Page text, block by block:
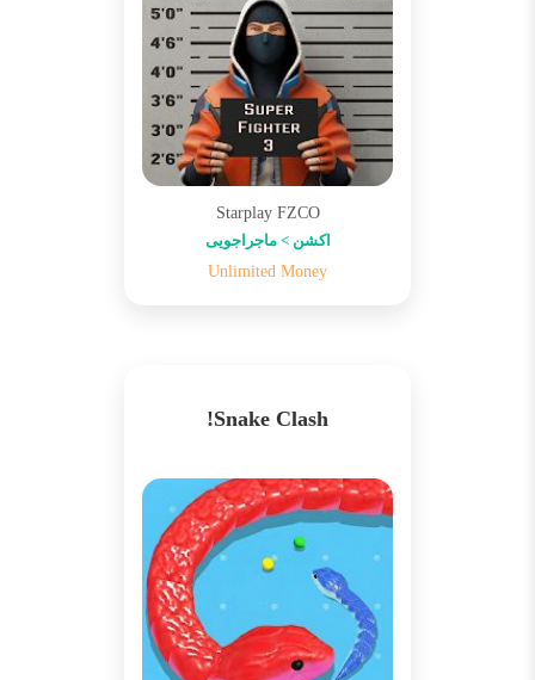
Starplay FZCO
اکشن > ماجراجویی
Unlimited Money
Snake Clash!